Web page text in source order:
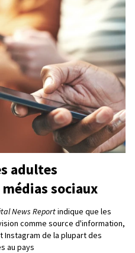
adultes
sociaux
News Reportindique que les
comme source d'information,
Instagram de la plupart des
au pays